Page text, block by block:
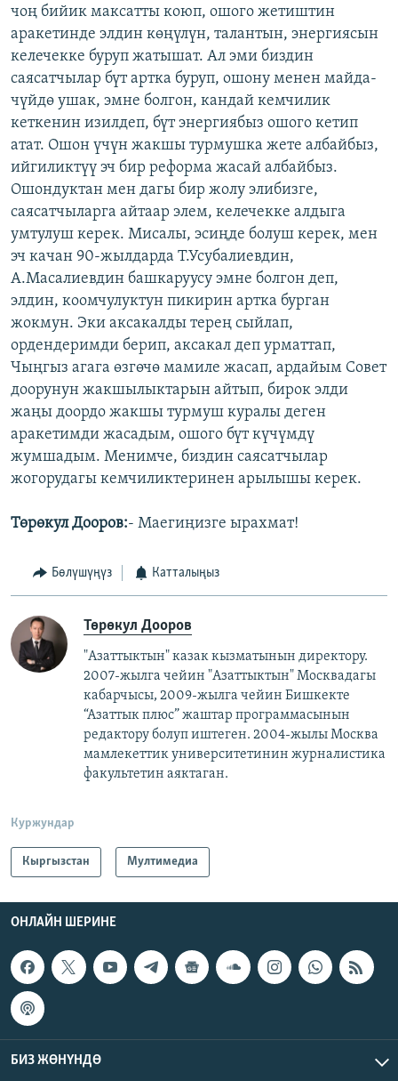
чоң бийик максатты коюп, ошого жетиштин
аракетинде элдин көңүлүн, талантын, энергиясын
келечекке буруп жатышат. Ал эми биздин
саясатчылар бүт артка буруп, ошону менен майда-
чүйдө ушак, эмне болгон, кандай кемчилик
кеткенин изилдеп, бүт энергиябыз ошого кетип
атат. Ошон үчүн жакшы турмушка жете албайбыз,
ийгиликтүү эч бир реформа жасай албайбыз.
Ошондуктан мен дагы бир жолу элибизге,
саясатчыларга айтаар элем, келечекке алдыга
умтулуш керек. Мисалы, эсиңде болуш керек, мен
эч качан 90-жылдарда Т.Усубалиевдин,
А.Масалиевдин башкаруусу эмне болгон деп,
элдин, коомчулуктун пикирин артка бурган
жокмун. Эки аксакалды терең сыйлап,
ордендеримди берип, аксакал деп урматтап,
Чыңгыз агага өзгөчө мамиле жасап, ардайым Совет
доорунун жакшылыктарын айтып, бирок элди
жаңы доордо жакшы турмуш куралы деген
аракетимди жасадым, ошого бүт күчүмдү
жумшадым. Менимче, биздин саясатчылар
жогорудагы кемчиликтеринен арылышы керек.
Төрөкул Дооров:- Маегиңизге ырахмат!
Бөлүшүңүз Катталыңыз
Төрөкул Дооров
"Азаттыктын" казак кызматынын директору.
2007-жылга чейин "Азаттыктын" Москвадагы
кабарчысы, 2009-жылга чейин Бишкекте
“Азаттык плюс” жаштар программасынын
редактору болуп иштеген. 2004-жылы Москва
мамлекеттик университетинин журналистика
факультетин аяктаган.
Куржундар
Кыргызстан Мултимедиа
ОНЛАЙН ШЕРИНЕ
БИЗ ЖӨНҮНДӨ